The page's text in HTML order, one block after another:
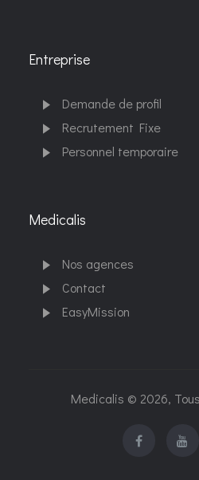
Entreprise
Demande de profil
Recrutement Fixe
Personnel temporaire
Medicalis
Nos agences
Contact
EasyMission
Medicalis © 2026,